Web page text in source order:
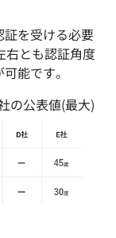
を受ける必要
右とも認証角度
能です。
の公表値(最大)